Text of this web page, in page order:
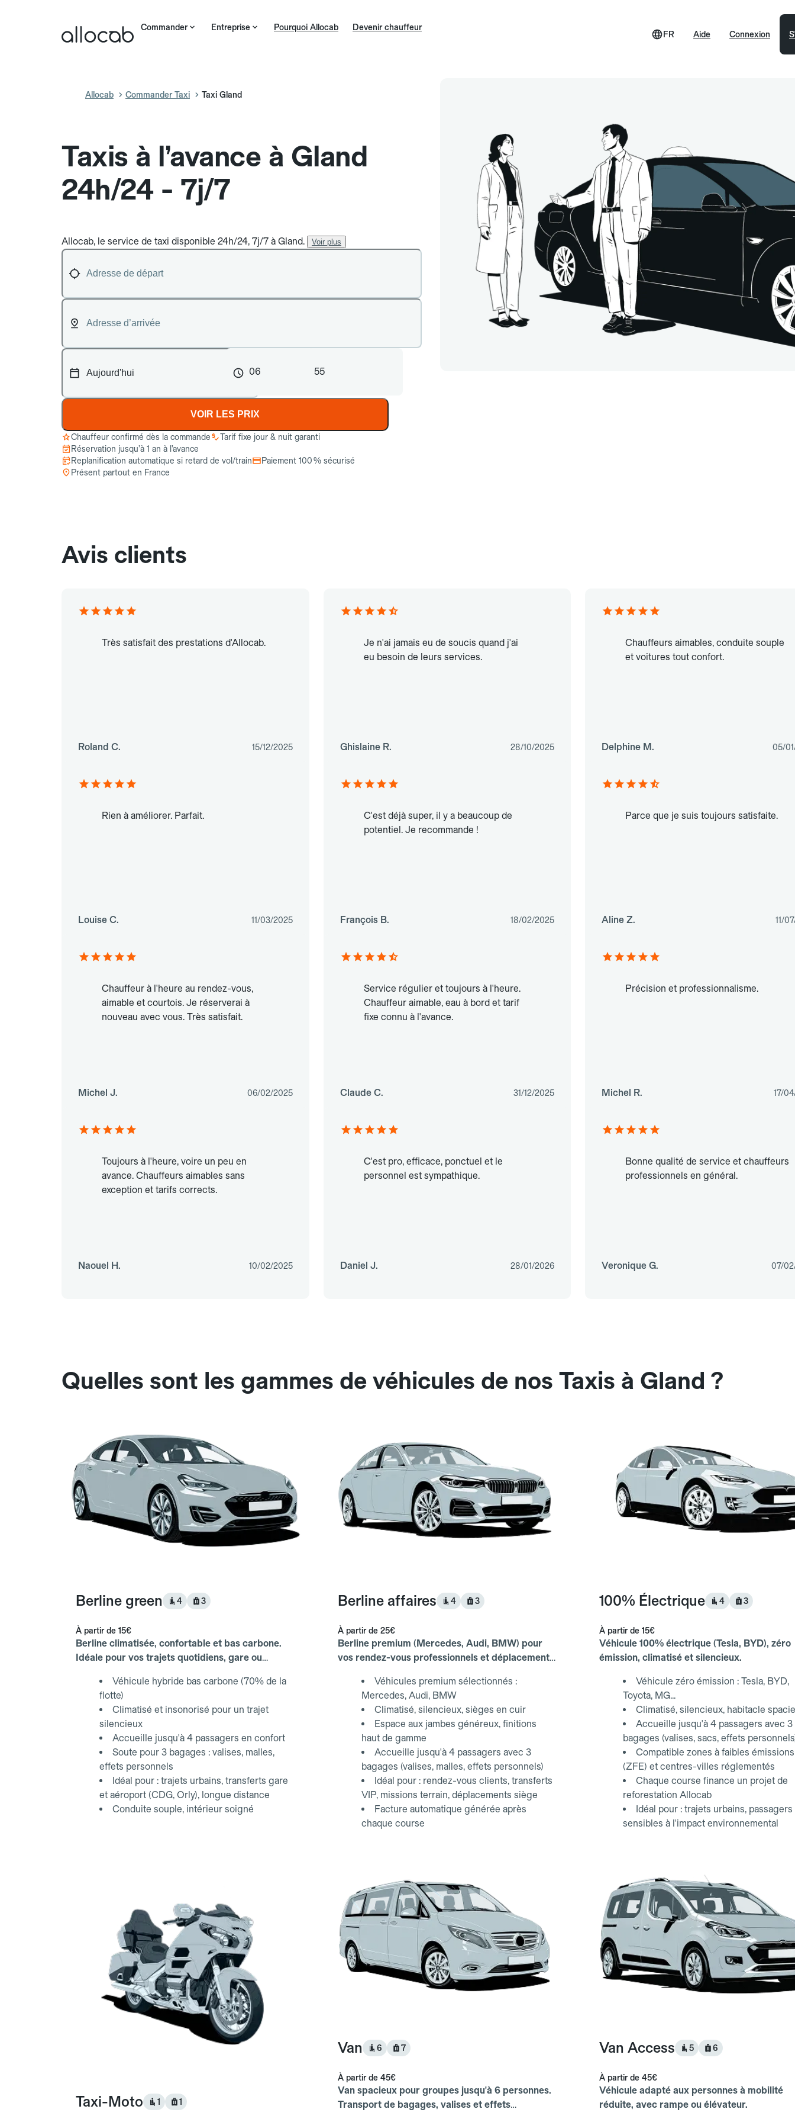
Commander Entreprise Pourquoi Allocab Devenir chauffeur
Aide
FR Connexion
Allocab Commander Taxi Taxi Gland
Taxis à l’avance à Gland
24h/24 - 7j/7
Allocab, le service de taxi disponible 24h/24, 7j/7 à Gland. Voir plus
06 55
VOIR LES PRIX
Chauffeur confirmé dès la commande
Tarif fixe jour & nuit garanti
Réservation jusqu’à 1 an à l’avance
Replanification automatique si retard de vol/train
Paiement 100 % sécurisé
Présent partout en France
Avis clients
Très satisfait des prestations d'Allocab.
Roland C. 15/12/2025
Je n'ai jamais eu de soucis quand j'ai
eu besoin de leurs services.
Ghislaine R. 28/10/2025
Chauffeurs aimables, conduite souple
et voitures tout confort.
Delphine M. 05/
Rien à améliorer. Parfait.
Louise C. 11/03/2025
C'est déjà super, il y a beaucoup de
potentiel. Je recommande !
François B. 18/02/2025
Parce que je suis toujours satisfaite.
Aline Z. 11/
Chauffeur à l'heure au rendez-vous,
aimable et courtois. Je réserverai à
nouveau avec vous. Très satisfait.
Michel J. 06/02/2025
Service régulier et toujours à l'heure.
Chauffeur aimable, eau à bord et tarif
fixe connu à l'avance.
Claude C. 31/12/2025
Précision et professionnalisme.
Michel R. 17/
Toujours à l'heure, voire un peu en
avance. Chauffeurs aimables sans
exception et tarifs corrects.
Naouel H. 10/02/2025
C'est pro, efficace, ponctuel et le
personnel est sympathique.
Daniel J. 28/01/2026
Bonne qualité de service et chauffeurs
professionnels en général.
Veronique G. 07/
Quelles sont les gammes de véhicules de nos Taxis à Gland ?
Berline green 4 3
À partir de 15€
Berline climatisée, confortable et bas carbone.
Idéale pour vos trajets quotidiens, gare ou
Véhicule hybride bas carbone (70% de la
flotte)
Climatisé et insonorisé pour un trajet
silencieux
Accueille jusqu'à 4 passagers en confort
Soute pour 3 bagages : valises, malles,
effets personnels
Idéal pour : trajets urbains, transferts gare
et aéroport (CDG, Orly), longue distance
Conduite souple, intérieur soigné
Berline affaires 4 3
À partir de 25€
Berline premium (Mercedes, Audi, BMW) pour
vos rendez-vous professionnels et déplacements
Véhicules premium sélectionnés :
Mercedes, Audi, BMW
Climatisé, silencieux, sièges en cuir
Espace aux jambes généreux, finitions
haut de gamme
Accueille jusqu'à 4 passagers avec 3
bagages (valises, malles, effets personnels)
Idéal pour : rendez-vous clients, transferts
VIP, missions terrain, déplacements siège
Facture automatique générée après
chaque course
100% Électrique 4 3
À partir de 15€
Véhicule 100% électrique (Tesla, BYD), zéro
émission, climatisé et silencieux.
Véhicule zéro émission : Tesla, BYD,
Toyota, MG...
Climatisé, silencieux, habitacle
Accueille jusqu'à 4 passagers avec 3
bagages (valises, sacs, effets
Compatible zones à faibles émissions
(ZFE) et centres-villes réglementés
Chaque course finance un projet de
reforestation Allocab
Idéal pour : trajets urbains, passagers
sensibles à l'impact environnemental
Taxi-Moto 1 1
Van 6 7
À partir de 45€
Van spacieux pour groupes jusqu'à 6 personnes.
Transport de bagages, valises et effets
Van Access 5 6
À partir de 45€
Véhicule adapté aux personnes à mobilité
réduite, avec rampe ou élévateur.